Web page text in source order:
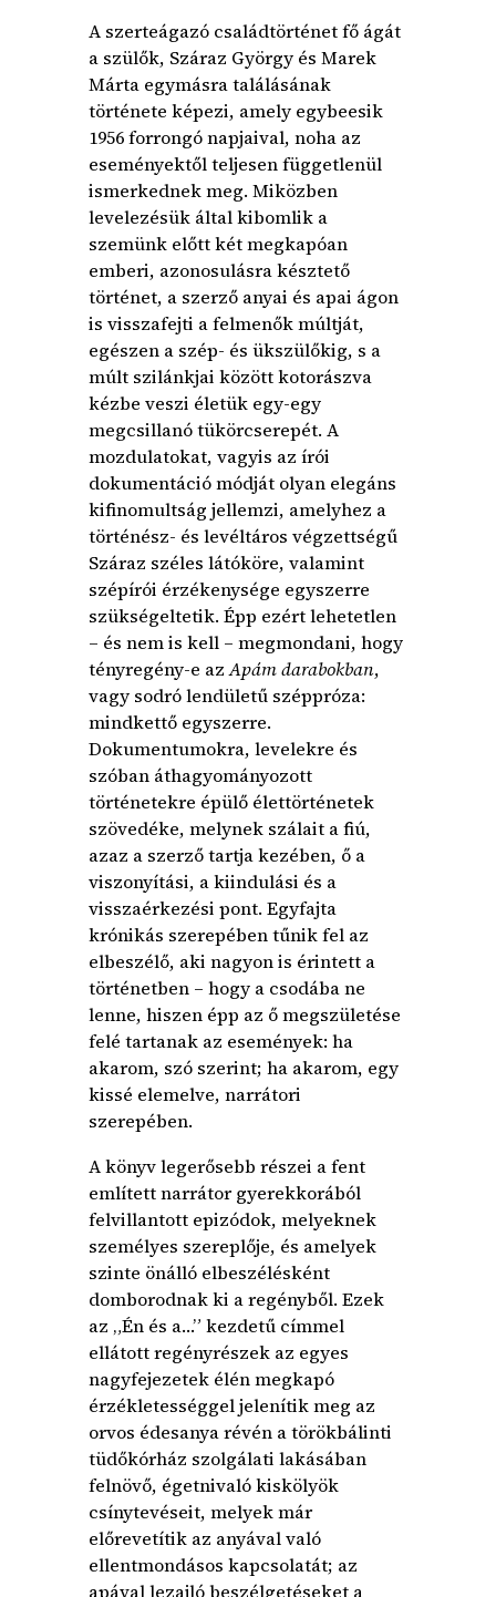
A szerteágazó családtörténet fő ágát
a szülők, Száraz György és Marek
Márta egymásra találásának
története képezi, amely egybeesik
1956 forrongó napjaival, noha az
eseményektől teljesen függetlenül
ismerkednek meg. Miközben
levelezésük által kibomlik a
szemünk előtt két megkapóan
emberi, azonosulásra késztető
történet, a szerző anyai és apai ágon
is visszafejti a felmenők múltját,
egészen a szép- és ükszülőkig, s a
múlt szilánkjai között kotorászva
kézbe veszi életük egy-egy
megcsillanó tükörcserepét. A
mozdulatokat, vagyis az írói
dokumentáció módját olyan elegáns
kifinomultság jellemzi, amelyhez a
történész- és levéltáros végzettségű
Száraz széles látóköre, valamint
szépírói érzékenysége egyszerre
szükségeltetik. Épp ezért lehetetlen
– és nem is kell – megmondani, hogy
tényregény-e azApám darabokban,
vagy sodró lendületű széppróza:
mindkettő egyszerre.
Dokumentumokra, levelekre és
szóban áthagyományozott
történetekre épülő élettörténetek
szövedéke, melynek szálait a fiú,
azaz a szerző tartja kezében, ő a
viszonyítási, a kiindulási és a
visszaérkezési pont. Egyfajta
krónikás szerepében tűnik fel az
elbeszélő, aki nagyon is érintett a
történetben – hogy a csodába ne
lenne, hiszen épp az ő megszületése
felé tartanak az események: ha
akarom, szó szerint; ha akarom, egy
kissé elemelve, narrátori
szerepében.
A könyv legerősebb részei a fent
említett narrátor gyerekkorából
felvillantott epizódok, melyeknek
személyes szereplője, és amelyek
szinte önálló elbeszélésként
domborodnak ki a regényből. Ezek
az „Én és a…” kezdetű címmel
ellátott regényrészek az egyes
nagyfejezetek élén megkapó
érzékletességgel jelenítik meg az
orvos édesanya révén a törökbálinti
tüdőkórház szolgálati lakásában
felnövő, égetnivaló kiskölyök
csínytevéseit, melyek már
előrevetítik az anyával való
ellentmondásos kapcsolatát; az
apával lezajló beszélgetéseket a